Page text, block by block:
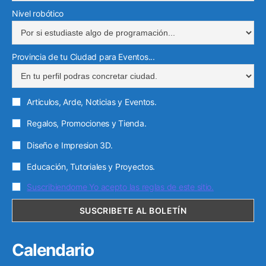
Nivel robótico
Provincia de tu Ciudad para Eventos...
Articulos, Arde, Noticias y Eventos.
Regalos, Promociones y Tienda.
Diseño e Impresion 3D.
Educación, Tutoriales y Proyectos.
Suscribiendome Yo acepto las reglas de este sitio.
Calendario